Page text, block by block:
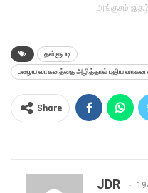
அங்குசம் இதழ்
தள்ளுபடி
பழைய வாகனத்தை அழித்தால் புதிய வாகன
Share
JDR